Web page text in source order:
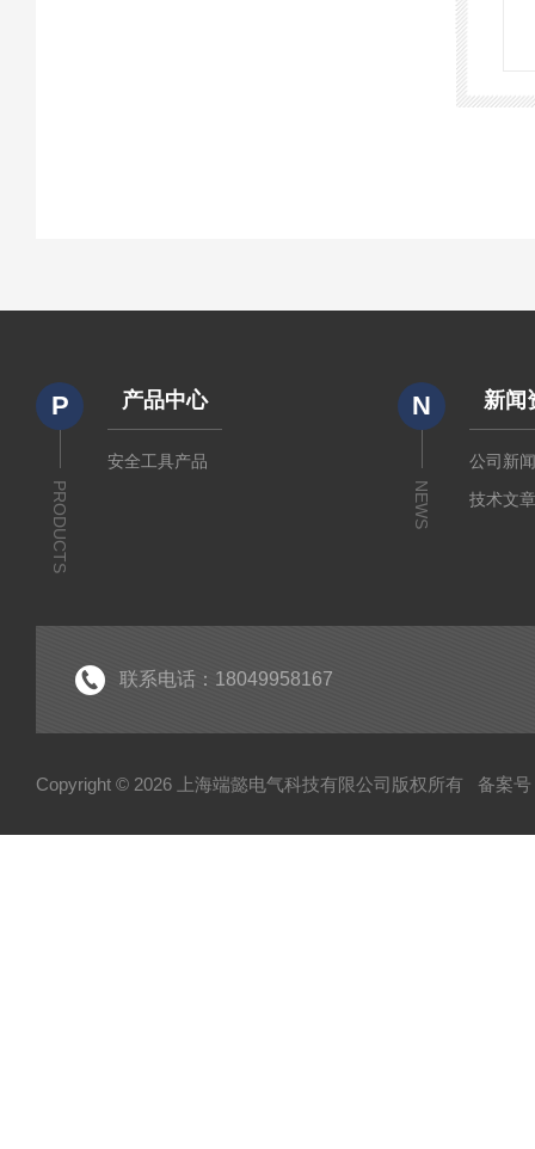
P
PRODUCTS
产品中心
安全工具产品
N
NEWS
新闻
公司新
技术文
联系电话：18049958167
Copyright © 2026 上海端懿电气科技有限公司版权所有 备案号